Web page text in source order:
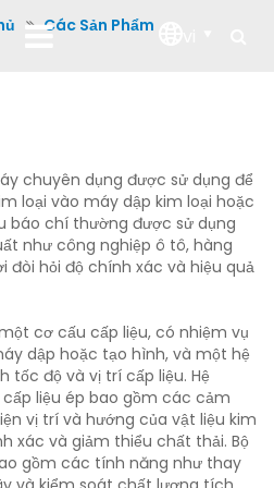
Các Sản Phẩm
chuyên dụng được sử dụng để
loại vào máy dập kim loại hoặc
báo chí thường được sử dụng
như công nghiệp ô tô, hàng
đòi hỏi độ chính xác và hiệu quả
cơ cấu cấp liệu, có nhiệm vụ
dập hoặc tạo hình, và một hệ
tốc độ và vị trí cấp liệu. Hệ
liệu ép bao gồm các cảm
vị trí và hướng của vật liệu kim
xác và giảm thiểu chất thải. Bộ
gồm các tính năng như thay